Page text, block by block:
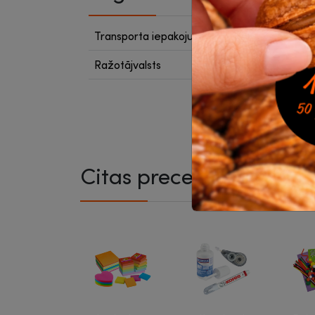
Transporta iepakojumā 24
Ražotājvalsts Ķīna
Citas preces